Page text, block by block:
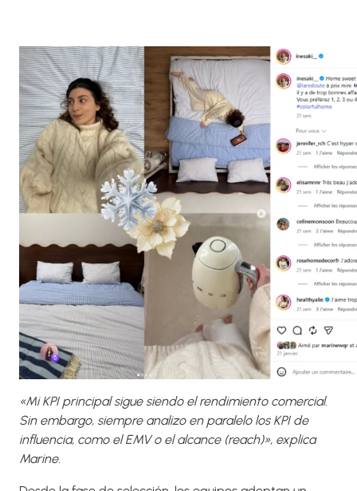
«Mi KPI principal sigue siendo el rendimiento comercial.
Sin embargo, siempre analizo en paralelo los KPI de
influencia, como el EMV o el alcance (reach)», explica
Marine.